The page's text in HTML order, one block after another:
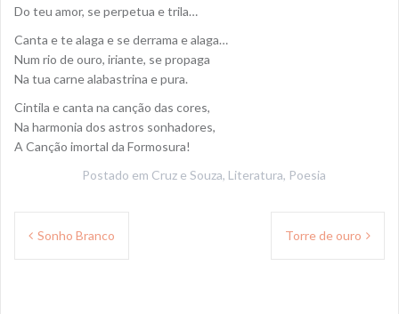
Do teu amor, se perpetua e trila…
Canta e te alaga e se derrama e alaga…
Num rio de ouro, iriante, se propaga
Na tua carne alabastrina e pura.
Cintila e canta na canção das cores,
Na harmonia dos astros sonhadores,
A Canção imortal da Formosura!
Postado em Cruz e Souza, Literatura, Poesia
Navegação
Sonho Branco Torre de ouro